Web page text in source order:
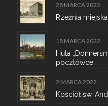
28 MARCA 2022
Rzeźnia
18 MARCA 2022
Huta
pocztówce.
2 MARCA 2022
Kościół św.